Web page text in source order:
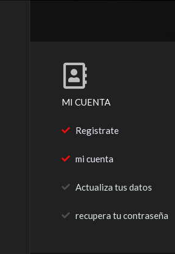
MI CUENTA
Registrate
mi cuenta
Actualiza tus datos
recupera tu contraseña